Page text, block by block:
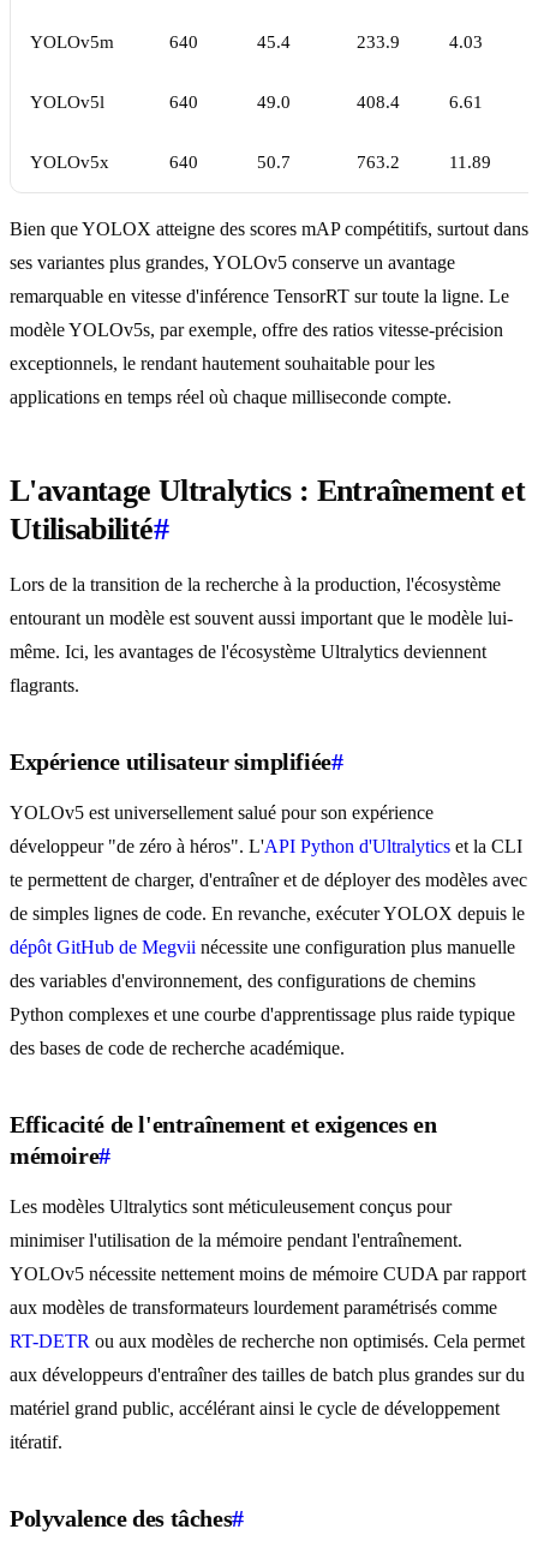
YOLOv5m 640 45.4 233.9 4.03
YOLOv5l 640 49.0 408.4 6.61
YOLOv5x 640 50.7 763.2 11.89
Bien que YOLOX atteigne des scores mAP compétitifs, surtout dans
ses variantes plus grandes, YOLOv5 conserve un avantage
remarquable en vitesse d'inférence TensorRT sur toute la ligne. Le
modèle YOLOv5s, par exemple, offre des ratios vitesse-précision
exceptionnels, le rendant hautement souhaitable pour les
applications en temps réel où chaque milliseconde compte.
L'avantage Ultralytics : Entraînement et
Utilisabilité#
Lors de la transition de la recherche à la production, l'écosystème
entourant un modèle est souvent aussi important que le modèle lui-
même. Ici, les avantages de l'écosystème Ultralytics deviennent
flagrants.
Expérience utilisateur simplifiée#
YOLOv5 est universellement salué pour son expérience
développeur "de zéro à héros". L'API Python d'Ultralytics et la CLI
te permettent de charger, d'entraîner et de déployer des modèles avec
de simples lignes de code. En revanche, exécuter YOLOX depuis le
dépôt GitHub de Megvii nécessite une configuration plus manuelle
des variables d'environnement, des configurations de chemins
Python complexes et une courbe d'apprentissage plus raide typique
des bases de code de recherche académique.
Efficacité de l'entraînement et exigences en
mémoire#
Les modèles Ultralytics sont méticuleusement conçus pour
minimiser l'utilisation de la mémoire pendant l'entraînement.
YOLOv5 nécessite nettement moins de mémoire CUDA par rapport
aux modèles de transformateurs lourdement paramétrisés comme
RT-DETR ou aux modèles de recherche non optimisés. Cela permet
aux développeurs d'entraîner des tailles de batch plus grandes sur du
matériel grand public, accélérant ainsi le cycle de développement
itératif.
Polyvalence des tâches#